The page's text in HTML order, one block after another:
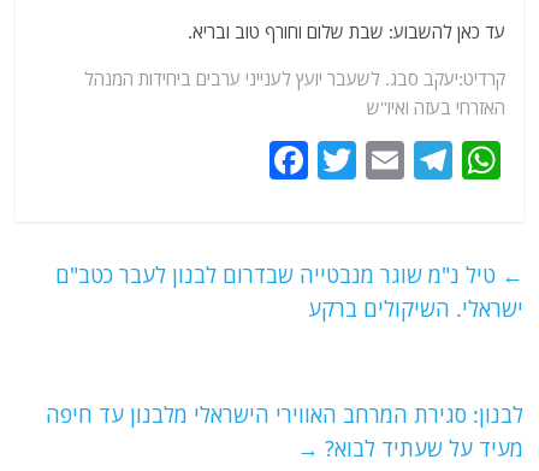
עד כאן להשבוע: שבת שלום וחורף טוב ובריא.
קרדיט:יעקב סבג. לשעבר יועץ לענייני ערבים ביחידות המנהל
האזרחי בעזה ואיו"ש
W
s
A
T
g
ra
E
l
T
er
e
k
← טיל נ"מ שוגר מנבטייה שבדרום לבנון לעבר כטב"ם
ישראלי. השיקולים ברקע
לבנון: סגירת המרחב האווירי הישראלי מלבנון עד חיפה
מעיד על שעתיד לבוא? →